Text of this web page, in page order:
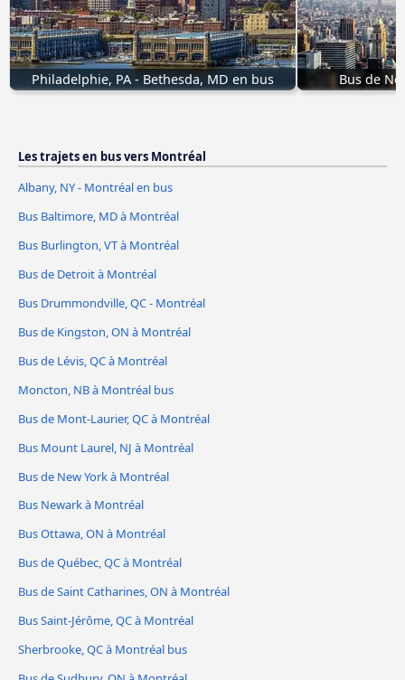
Philadelphie, PA - Bethesda, MD en bus Bus de
Les trajets en bus vers Montréal
Albany, NY - Montréal en bus
Bus Baltimore, MD à Montréal
Bus Burlington, VT à Montréal
Bus de Detroit à Montréal
Bus Drummondville, QC - Montréal
Bus de Kingston, ON à Montréal
Bus de Lévis, QC à Montréal
Moncton, NB à Montréal bus
Bus de Mont-Laurier, QC à Montréal
Bus Mount Laurel, NJ à Montréal
Bus de New York à Montréal
Bus Newark à Montréal
Bus Ottawa, ON à Montréal
Bus de Québec, QC à Montréal
Bus de Saint Catharines, ON à Montréal
Bus Saint-Jérôme, QC à Montréal
Sherbrooke, QC à Montréal bus